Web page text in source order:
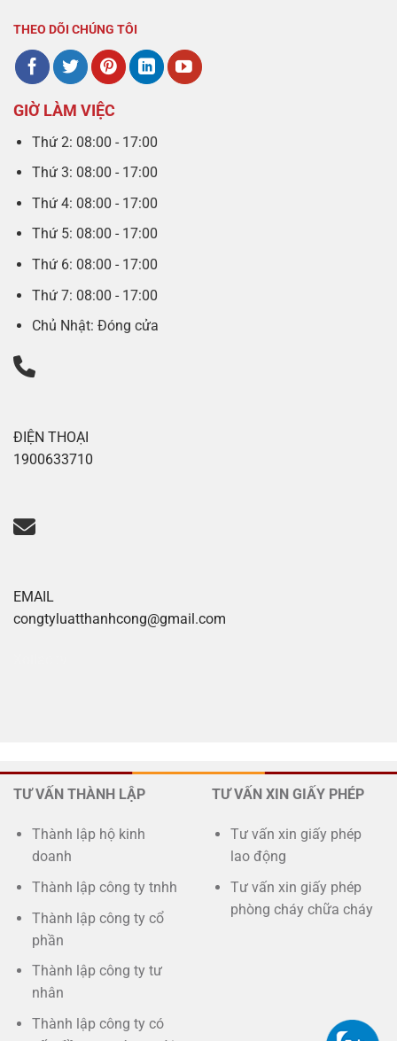
THEO DÕI CHÚNG TÔI
GIỜ LÀM VIỆC
Thứ 2: 08:00 - 17:00
Thứ 3: 08:00 - 17:00
Thứ 4: 08:00 - 17:00
Thứ 5: 08:00 - 17:00
Thứ 6: 08:00 - 17:00
Thứ 7: 08:00 - 17:00
Chủ Nhật: Đóng cửa
ĐIỆN THOẠI
1900633710
EMAIL
congtyluatthanhcong@gmail.com
TƯ VẤN THÀNH LẬP
Thành lập hộ kinh
doanh
Thành lập công ty tnhh
Thành lập công ty cổ
phần
Thành lập công ty tư
nhân
Thành lập công ty có
TƯ VẤN XIN GIẤY PHÉP
Tư vấn xin giấy phép
lao động
Tư vấn xin giấy phép
phòng cháy chữa cháy